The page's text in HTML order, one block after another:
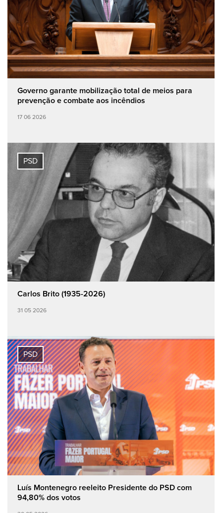
Governo garante mobilização total de meios para
prevenção e combate aos incêndios
17 06 2026
PSD
Carlos Brito (1935-2026)
31 05 2026
PSD
Luís Montenegro reeleito Presidente do PSD com
94,80% dos votos